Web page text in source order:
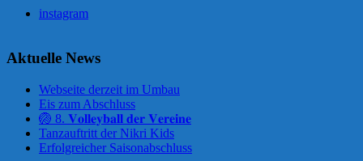
instagram
Aktuelle News
Webseite derzeit im Umbau
Eis zum Abschluss
🏐 8. 𝐕𝐨𝐥𝐥𝐞𝐲𝐛𝐚𝐥𝐥 𝐝𝐞𝐫 𝐕𝐞𝐫𝐞𝐢𝐧𝐞
Tanzauftritt der Nikri Kids
Erfolgreicher Saisonabschluss